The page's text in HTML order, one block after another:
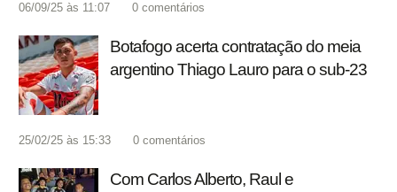
06/09/25 às 11:07 0 comentários
Botafogo acerta contratação do meia
argentino Thiago Lauro para o sub-23
25/02/25 às 15:33 0 comentários
Com Carlos Alberto, Raul e